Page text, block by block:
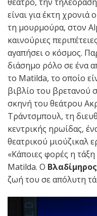
είναι για έκτη χρονιά
τη μουρμούρα, στον
καινούριες
αγαπήσει ο κόσμος.
διάσημο ρόλο σε ένα
το Matilda, το οποίο
βιβλίο του βρετανού
σκηνή του θεάτρου
Τράντσμπουλ, τη
κεντρικής ηρωίδας,
θεατρικού μιούζικαλ
«Κάποιες φορές η τάξη
Matilda. Ο
ζωή του σε απόλυτη